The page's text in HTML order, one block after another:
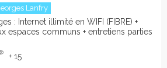
Lanfry
: Internet illimité en WIFI (FIBRE) +
espaces communs + entretiens parties
+ 15